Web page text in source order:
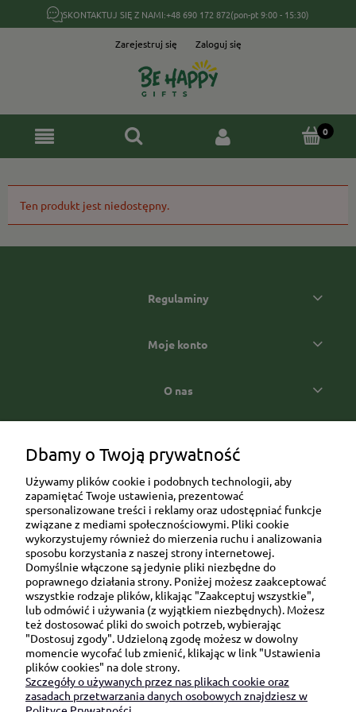
SKONTAKTUJ SIĘ Z NAMI:+48 690 172 872(pon-pt 9:00 - 15:30)
Zarejestruj się Zaloguj się
Ten produkt jest niedostępny.
Regulaminy
Moje konto
O nas
Ul. Brukowa 6/8 lok. 57/58
91-341 Łódź
NIP: 6751510615
SKONTAKTUJ SIĘ Z NAMI:
sklep@be-happygifts.com
+48 690 172 872
Dbamy o Twoją prywatność
Używamy plików cookie i podobnych technologii, aby
zapamiętać Twoje ustawienia, prezentować
spersonalizowane treści i reklamy oraz udostępniać funkcje
związane z mediami społecznościowymi. Pliki cookie
wykorzystujemy również do mierzenia ruchu i analizowania
sposobu korzystania z naszej strony internetowej.
Domyślnie włączone są jedynie pliki niezbędne do
poprawnego działania strony. Poniżej możesz zaakceptować
wszystkie rodzaje plików, klikając "Zaakceptuj wszystkie",
lub odmówić i używania (z wyjątkiem niezbędnych). Możesz
też dostosować pliki do swoich potrzeb, wybierając
"Dostosuj zgody". Udzieloną zgodę możesz w dowolny
momencie wycofać lub zmienić, klikając w link "Ustawienia
plików cookies" na dole strony.
Szczegóły o używanych przez nas plikach cookie oraz
zasadach przetwarzania danych osobowych znajdziesz w